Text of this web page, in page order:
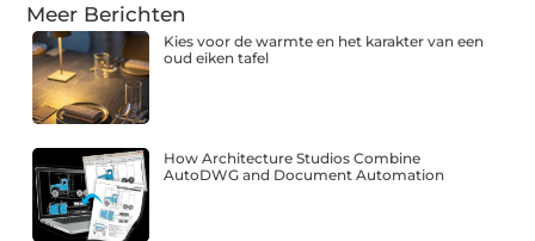
Meer Berichten
Kies voor de warmte en het karakter van een
oud eiken tafel
How Architecture Studios Combine
AutoDWG and Document Automation